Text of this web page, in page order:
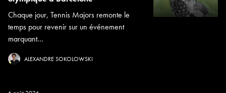
Chaque jour, Tennis Majors remonte le
temps pour revenir sur un événement
marquant...
ALEXANDRE SOKOLOWSKI